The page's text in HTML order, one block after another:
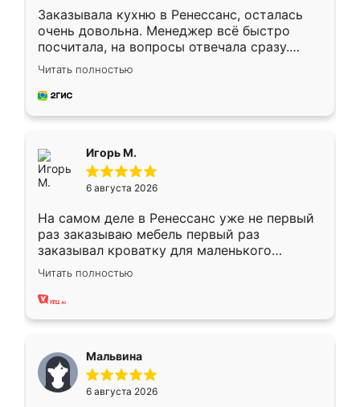
Заказывала кухню в Ренессанс, осталась
очень довольна. Менеджер всё быстро
посчитала, на вопросы отвечала сразу.
Замерщик приехал в субботу, подошёл к
делу со всей ответственностью. Собрали
за день, ребята работали аккуратно, даже
Читать полностью
Игорь М.
6 августа 2026
На самом деле в Ренессанс уже не первый
раз заказываю мебель первый раз
заказывал кроватку для маленького
ребёнка при его рождении ,во второй раз
заказал шкаф-купе. По качеству очень
хорошее сборка достаточно быстрая,
меньше, здесь же он более разнообразный.
Мне нравится ,если что-то потребуется из
мебели буду заказывать только здесь.
Читать полностью
Мальвина
6 августа 2026